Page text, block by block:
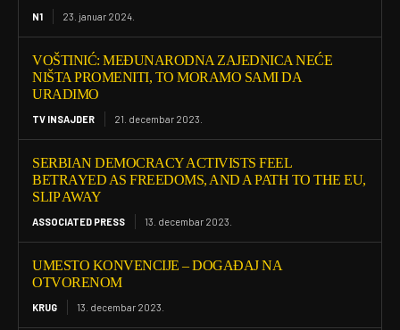
N1 23. januar 2024.
VOŠTINIĆ: MEĐUNARODNA ZAJEDNICA NEĆE
NIŠTA PROMENITI, TO MORAMO SAMI DA
URADIMO
TV INSAJDER 21. decembar 2023.
SERBIAN DEMOCRACY ACTIVISTS FEEL
BETRAYED AS FREEDOMS, AND A PATH TO THE EU,
SLIP AWAY
ASSOCIATED PRESS 13. decembar 2023.
UMESTO KONVENCIJE – DOGAĐAJ NA
OTVORENOM
KRUG 13. decembar 2023.